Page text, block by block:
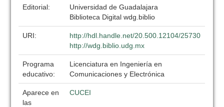
Editorial:
Universidad de Guadalajara
Biblioteca Digital wdg.biblio
URI:
http://hdl.handle.net/20.500.12104/25730
http://wdg.biblio.udg.mx
Programa
educativo:
Licenciatura en Ingeniería en
Comunicaciones y Electrónica
Aparece en
las
CUCEI